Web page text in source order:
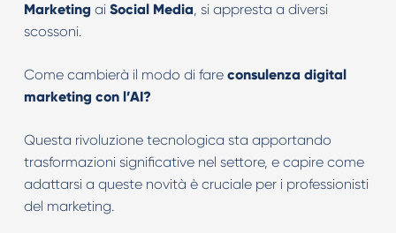
Marketing ai Social Media, si appresta a diversi
scossoni.
Come cambierà il modo di fare consulenza digital
marketing con l’AI?
Questa rivoluzione tecnologica sta apportando
trasformazioni significative nel settore, e capire come
adattarsi a queste novità è cruciale per i professionisti
del marketing.